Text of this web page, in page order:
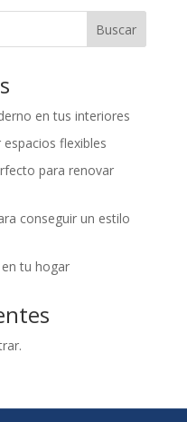
Buscar
en tus interiores
flexibles
para renovar
conseguir un estilo
tu hogar